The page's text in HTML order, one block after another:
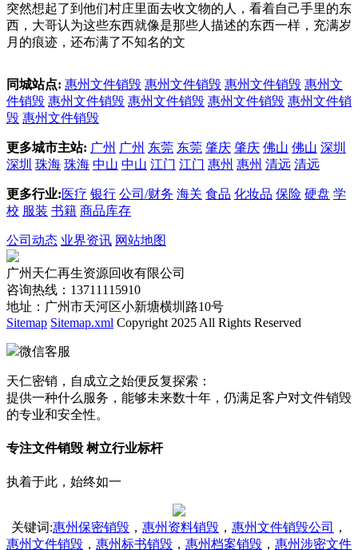
突然想起了到他们村庄里面去收文物的人，看着自己手里的东
西，大哥认为这些东西就像是那些人描述的东西一样，充满岁
月的痕迹，还布满了不知名的文
同城站点: 惠州文件销毁 惠州文件销毁 惠州文件销毁 惠州文
件销毁 惠州文件销毁 惠州文件销毁 惠州文件销毁 惠州文件销
毁 惠州文件销毁
更多城市主站: 广州 广州 东莞 东莞 肇庆 肇庆 佛山 佛山 深圳
深圳 珠海 珠海 中山 中山 江门 江门 惠州 惠州 清远 清远
更多行业:医疗 银行 公司/财务 海关 食品 化妆品 保险 硬盘 学
校 服装 书籍 商品库存
公司动态 业界资讯 网站地图
广州天仁再生资源回收有限公司
咨询热线：13711115910
地址：广州市天河区小新塘横圳路10号
Sitemap Sitemap.xml Copyright 2025 All Rights Reserved
微信客服
天仁密销，自成立之始便反复探索：
提供一种什么服务，能够未来数十年，仍满足客户对文件销毁
的专业和安全性。
专注文件销毁 树立行业标杆
执着于此，始终如一
关键词:惠州保密销毁 ， 惠州资料销毁 ， 惠州文件销毁公司
，
惠州文件销毁 ， 惠州标书销毁 ， 惠州档案销毁 ， 惠州涉密文件